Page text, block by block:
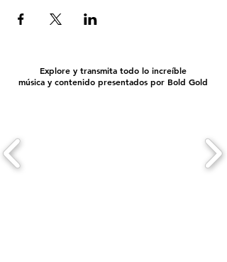
Explore y transmita todo lo increíble
música y contenido presentados por Bold Gold